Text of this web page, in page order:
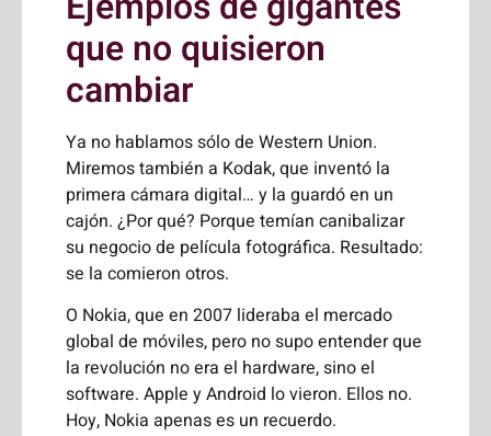
que no quisieron
cambiar
Ya no hablamos sólo de Western Union.
Miremos también a Kodak, que inventó la
primera cámara digital… y la guardó en un
cajón. ¿Por qué? Porque temían canibalizar
su negocio de película fotográfica. Resultado:
se la comieron otros.
O Nokia, que en 2007 lideraba el mercado
global de móviles, pero no supo entender que
la revolución no era el hardware, sino el
software. Apple y Android lo vieron. Ellos no.
Hoy, Nokia apenas es un recuerdo.